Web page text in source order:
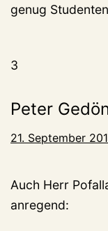
genug
3
Peter
21. September
Auch Herr
anregend: